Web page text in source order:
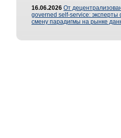
16.06.2026 От
governed self-service: эксперты
смену парадигмы на рынке